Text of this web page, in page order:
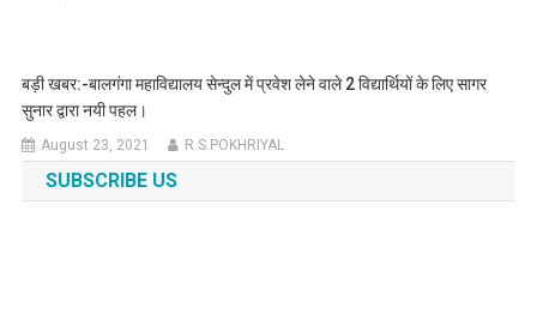
बड़ी खबर:-बालगंगा महाविद्यालय सेन्दुल में प्रवेश लेने वाले 2 विद्यार्थियों के लिए सागर
सुनार द्वारा नयी पहल।
August 23, 2021 R.S.POKHRIYAL
SUBSCRIBE US